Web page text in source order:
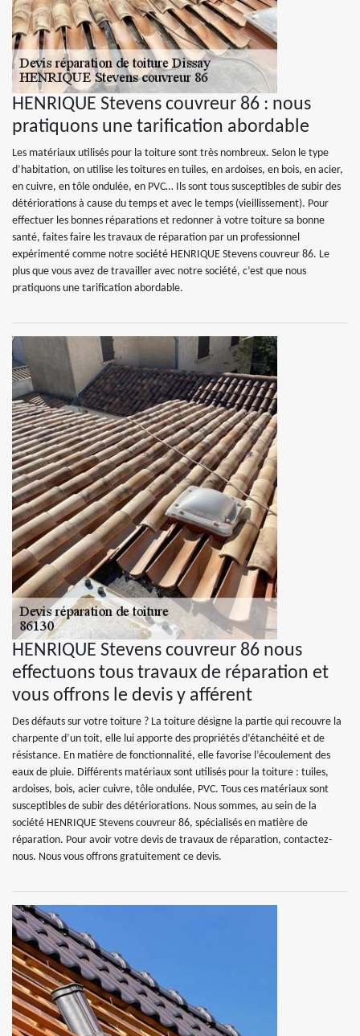
HENRIQUE Stevens couvreur 86 : nous
pratiquons une tarification abordable
Les matériaux utilisés pour la toiture sont très nombreux. Selon le type
d’habitation, on utilise les toitures en tuiles, en ardoises, en bois, en acier,
en cuivre, en tôle ondulée, en PVC… Ils sont tous susceptibles de subir des
détériorations à cause du temps et avec le temps (vieillissement). Pour
effectuer les bonnes réparations et redonner à votre toiture sa bonne
santé, faites faire les travaux de réparation par un professionnel
expérimenté comme notre société HENRIQUE Stevens couvreur 86. Le
plus que vous avez de travailler avec notre société, c’est que nous
pratiquons une tarification abordable.
HENRIQUE Stevens couvreur 86 nous
effectuons tous travaux de réparation et
vous offrons le devis y afférent
Des défauts sur votre toiture ? La toiture désigne la partie qui recouvre la
charpente d’un toit, elle lui apporte des propriétés d’étanchéité et de
résistance. En matière de fonctionnalité, elle favorise l’écoulement des
eaux de pluie. Différents matériaux sont utilisés pour la toiture : tuiles,
ardoises, bois, acier cuivre, tôle ondulée, PVC. Tous ces matériaux sont
susceptibles de subir des détériorations. Nous sommes, au sein de la
société HENRIQUE Stevens couvreur 86, spécialisés en matière de
réparation. Pour avoir votre devis de travaux de réparation, contactez-
nous. Nous vous offrons gratuitement ce devis.